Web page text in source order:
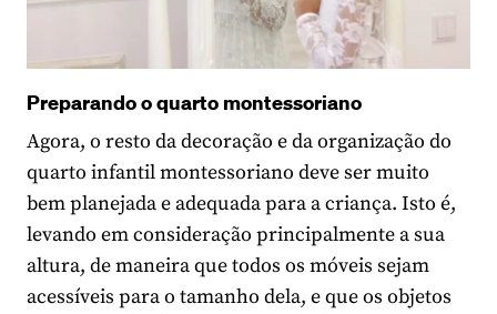
Preparando o quarto montessoriano
Agora, o resto da decoração e da organização do
quarto infantil montessoriano deve ser muito
bem planejada e adequada para a criança. Isto é,
levando em consideração principalmente a sua
altura, de maneira que todos os móveis sejam
acessíveis para o tamanho dela, e que os objetos